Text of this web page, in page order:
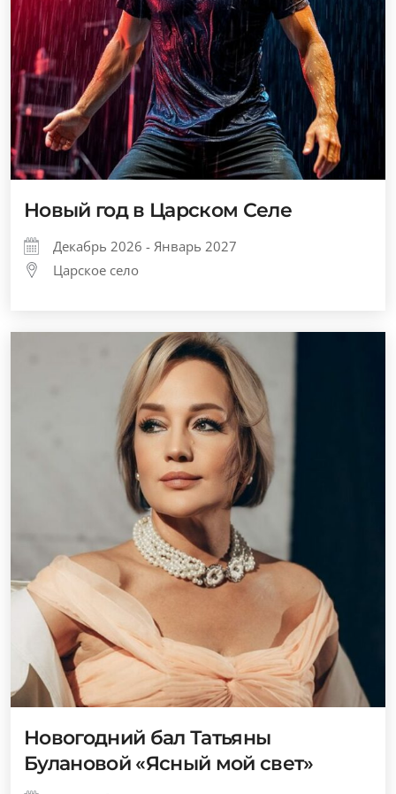
Новый год в Царском Селе
Декабрь 2026 - Январь 2027
Царское село
Новогодний бал Татьяны
Булановой «Ясный мой свет»